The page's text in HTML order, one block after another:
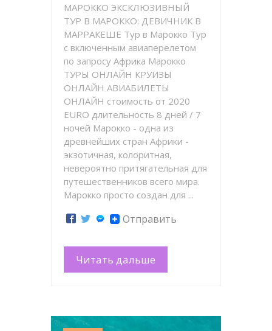
МАРОККО ЭКСКЛЮЗИВНЫЙ
ТУР В МАРОККО: ДЕВИЧНИК В
МАРРАКЕШЕ Тур в Марокко Тур
с включенным авиаперелетом
по запросу Африка Марокко
ТУРЫ ОНЛАЙН КРУИЗЫ
ОНЛАЙН АВИАБИЛЕТЫ
ОНЛАЙН стоимость от 2020
EURO длительность 8 дней / 7
ночей Марокко - одна из
древнейших стран Африки -
экзотичная, колоритная,
невероятно притягательная для
путешественников всего мира.
Марокко просто создан для ...
Отправить
Читать дальше